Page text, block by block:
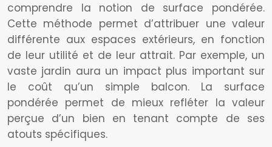
comprendre la notion de surface pondérée.
Cette méthode permet d’attribuer une valeur
différente aux espaces extérieurs, en fonction
de leur utilité et de leur attrait. Par exemple, un
vaste jardin aura un impact plus important sur
le coût qu’un simple balcon. La surface
pondérée permet de mieux refléter la valeur
perçue d’un bien en tenant compte de ses
atouts spécifiques.